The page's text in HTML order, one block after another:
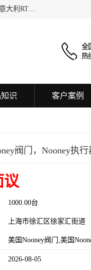
日本SHINDENGEN电磁铁，以色列KAYA采集卡，英国YPS场发射灯丝，英国AGAR钨灯丝，美国KINGSTON安全阀，意大利RTA驱动器，美国MOTT过滤器，美国GENIE过滤器，日本精线NIPPON SEISEN过滤器，法国SAPPEL水表, 德国Thyracont传感器，英国SONTAY压差传感器 美国MPC擦锡布 TB-300-MPC, 德国Matesy磁光分析仪
识 客户案例
阀门，Nooney执
议
1000.00台
上海市徐汇区徐家汇街道
美国Nooney阀门,美国
2026-08-05